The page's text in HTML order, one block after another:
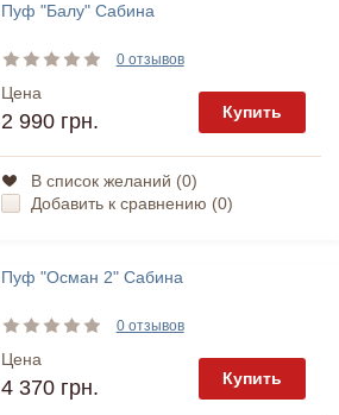
Пуф "Балу" Сабина
0 отзывов
Цена
2 990 грн. Купить
В список желаний (0)
Добавить к сравнению (0)
Пуф "Осман 2" Сабина
0 отзывов
Цена
4 370 грн. Купить